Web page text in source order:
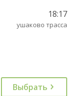
18:17
ушаково трасса
Выбрать